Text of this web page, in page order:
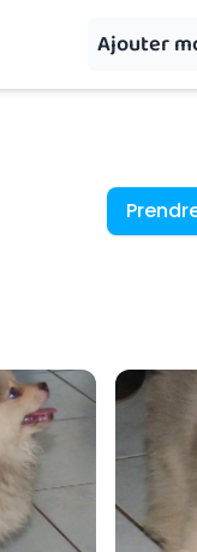
Ajouter